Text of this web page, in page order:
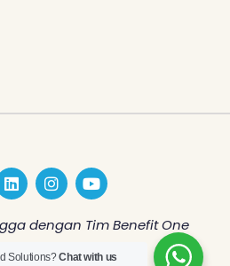
L
i
n
k
e
d
I
n
s
t
a
g
Y
o
u
t
b
dengan Tim Benefit One
Solutions?Chat with us